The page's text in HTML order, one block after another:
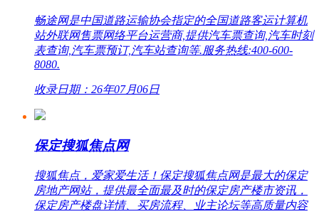
畅途网是中国道路运输协会指定的全国道路客运计算机
站外联网售票网络平台运营商,提供汽车票查询,汽车时刻
表查询,汽车票预订,汽车站查询等.服务热线:400-600-
8080.
收录日期：26年07月06日
保定搜狐焦点网
搜狐焦点，爱家爱生活！保定搜狐焦点网是最大的保定
房地产网站，提供最全面最及时的保定房产楼市资讯，
保定房产楼盘详情、买房流程、业主论坛等高质量内容